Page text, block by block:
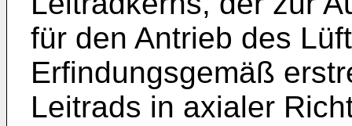
für den Antrieb des
Erfindungsgemäß
Leitrads in axialer